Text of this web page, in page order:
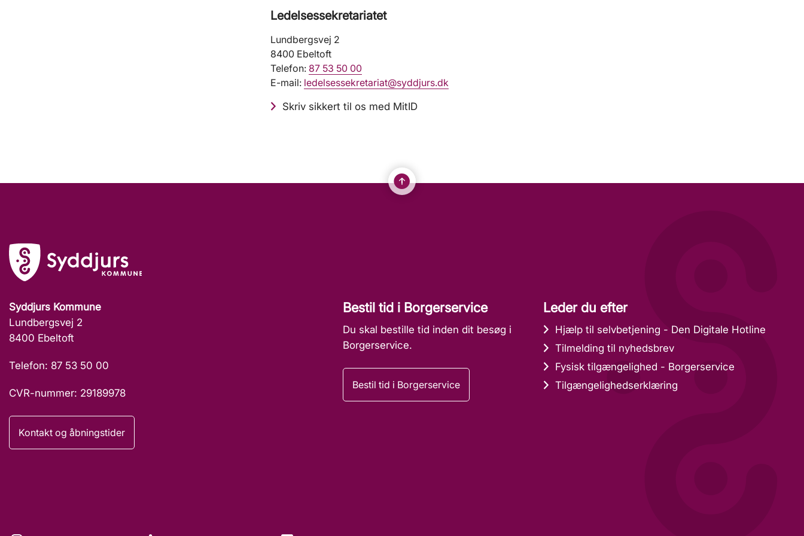
Ledelsessekretariatet
Lundbergsvej 2
8400 Ebeltoft
Telefon: 87 53 50 00
E-mail: ledelsessekretariat@syddjurs.dk
Skriv sikkert til os med MitID
Syddjurs Kommune
Lundbergsvej 2
8400 Ebeltoft
Telefon: 87 53 50 00
CVR-nummer: 29189978
Kontakt og åbningstider
Bestil tid i Borgerservice
Du skal bestille tid inden dit besøg i
Borgerservice.
Bestil tid i Borgerservice
Leder du efter
Hjælp til selvbetjening - Den Digitale Hotline
Tilmelding til nyhedsbrev
Fysisk tilgængelighed - Borgerservice
Tilgængelighedserklæring